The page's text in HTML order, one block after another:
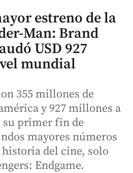
estreno de la
Man: Brand
USD 927
mundial
355 millones de
y 927 millones a
primer fin de
mayores números
del cine, solo
Endgame.